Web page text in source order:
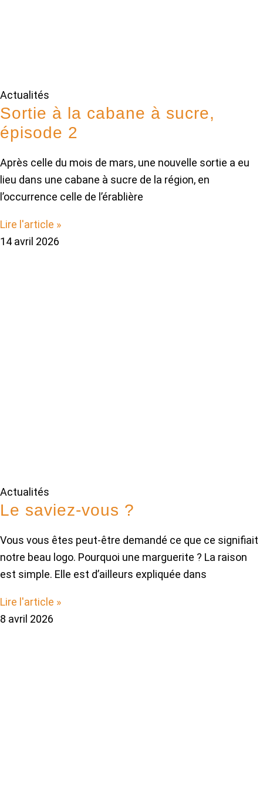
Actualités
Sortie à la cabane à sucre,
épisode 2
Après celle du mois de mars, une nouvelle sortie a eu
lieu dans une cabane à sucre de la région, en
l’occurrence celle de l’érablière
Lire l'article »
14 avril 2026
Actualités
Le saviez-vous ?
Vous vous êtes peut-être demandé ce que ce signifiait
notre beau logo. Pourquoi une marguerite ? La raison
est simple. Elle est d’ailleurs expliquée dans
Lire l'article »
8 avril 2026